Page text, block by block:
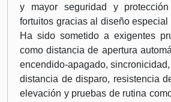
y mayor seguridad y
fortuitos gracias al diseño especial
Ha sido sometido a exigentes
como distancia de apertura
encendido-apagado,
distancia de disparo, resistencia
elevación y pruebas de rutina